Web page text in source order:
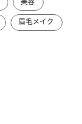
眉毛メイク